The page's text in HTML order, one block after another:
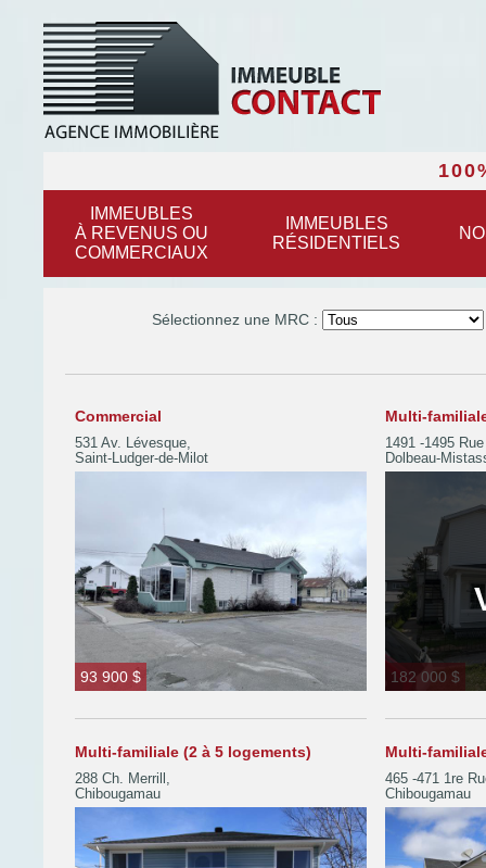
IMMEUBLES
À REVENUS OU
COMMERCIAUX
IMMEUBLES
RÉSIDENTIELS
Sélectionnez une MRC :
Commercial
531 Av. Lévesque,
Saint-Ludger-de-Milot
93 900 $
Multi-
1491 -1495
Dolbeau-
182 000 $
Multi-familiale (2 à 5 logements)
288 Ch. Merrill,
Chibougamau
Multi-
465 -471 1re
Chibougamau